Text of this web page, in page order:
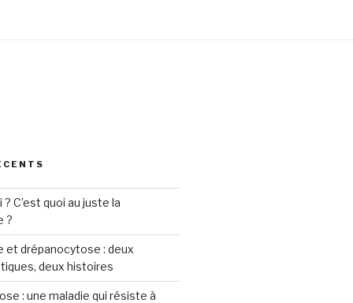
C’est quoi au juste la
?
et drépanocytose : deux
deux histoires
: une maladie qui résiste à